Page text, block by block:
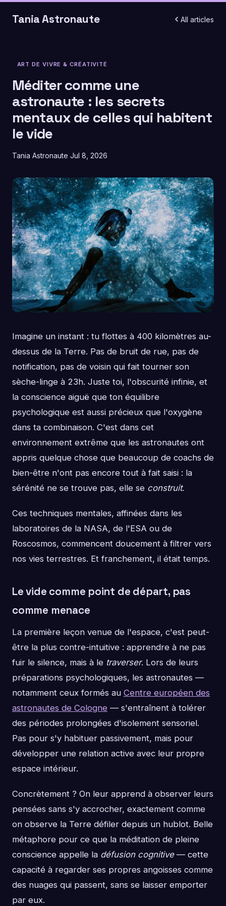
Tania Astronaute All articles
ART DE VIVRE & CRÉATIVITÉ
Méditer comme une
astronaute : les secrets
mentaux de celles qui habitent
le vide
Tania Astronaute Jul 8, 2026
Imagine un instant : tu flottes à 400 kilomètres au-
dessus de la Terre. Pas de bruit de rue, pas de
notification, pas de voisin qui fait tourner son
sèche-linge à 23h. Juste toi, l'obscurité infinie, et
la conscience aiguë que ton équilibre
psychologique est aussi précieux que l'oxygène
dans ta combinaison. C'est dans cet
environnement extrême que les astronautes ont
appris quelque chose que beaucoup de coachs de
bien-être n'ont pas encore tout à fait saisi : la
sérénité ne se trouve pas, elle se construit.
Ces techniques mentales, affinées dans les
laboratoires de la NASA, de l'ESA ou de
Roscosmos, commencent doucement à filtrer vers
nos vies terrestres. Et franchement, il était temps.
Le vide comme point de départ, pas
comme menace
La première leçon venue de l'espace, c'est peut-
être la plus contre-intuitive : apprendre à ne pas
fuir le silence, mais à le traverser. Lors de leurs
préparations psychologiques, les astronautes —
notamment ceux formés au Centre européen des
astronautes de Cologne — s'entraînent à tolérer
des périodes prolongées d'isolement sensoriel.
Pas pour s'y habituer passivement, mais pour
développer une relation active avec leur propre
espace intérieur.
Concrètement ? On leur apprend à observer leurs
pensées sans s'y accrocher, exactement comme
on observe la Terre défiler depuis un hublot. Belle
métaphore pour ce que la méditation de pleine
conscience appelle la défusion cognitive— cette
capacité à regarder ses propres angoisses comme
des nuages qui passent, sans se laisser emporter
par eux.